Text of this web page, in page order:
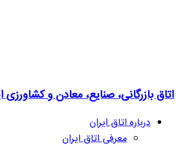
اتاق بازرگانی، صنایع، معادن و کشاورزی
درباره اتاق ایران
معرفی اتاق ایران